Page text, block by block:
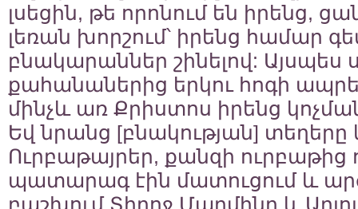
լսեցին, թե որոնում են իրենց,
լեռան խորշում՝ իրենց համար
բնակարաններ շինելով: Այսպես
քահանաներից երկու հոգի
մինչև առ Քրիստոս իրենց
Եվ նրանց [բնակության] տեղերը
Ուրբաթայրեր, քանզի ուրբաթից
պատարագ էին մատուցում և
բաշխում Տիրոջ Մարմինը և